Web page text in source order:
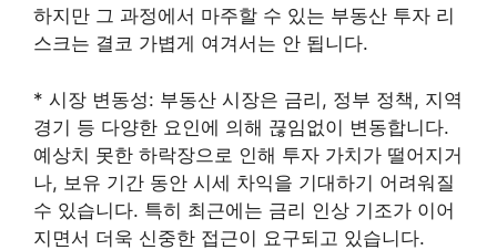
하지만 그 과정에서 마주할 수 있는 부동산 투자 리
스크는 결코 가볍게 여겨서는 안 됩니다.
* 시장 변동성: 부동산 시장은 금리, 정부 정책, 지역
경기 등 다양한 요인에 의해 끊임없이 변동합니다.
예상치 못한 하락장으로 인해 투자 가치가 떨어지거
나, 보유 기간 동안 시세 차익을 기대하기 어려워질
수 있습니다. 특히 최근에는 금리 인상 기조가 이어
지면서 더욱 신중한 접근이 요구되고 있습니다.